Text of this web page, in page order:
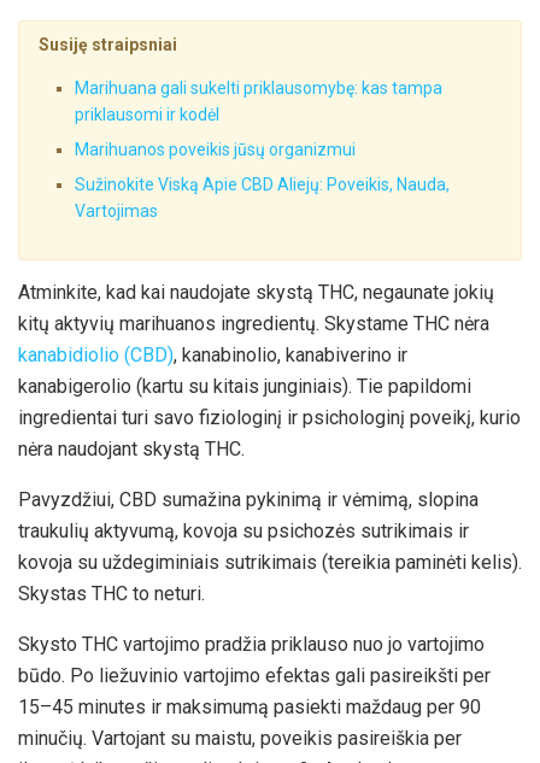
Susiję straipsniai
Marihuana gali sukelti priklausomybę: kas tampa
priklausomi ir kodėl
Marihuanos poveikis jūsų organizmui
Sužinokite Viską Apie CBD Aliejų: Poveikis, Nauda,
Vartojimas
Atminkite, kad kai naudojate skystą THC, negaunate jokių
kitų aktyvių marihuanos ingredientų. Skystame THC nėra
kanabidiolio (CBD), kanabinolio, kanabiverino ir
kanabigerolio (kartu su kitais junginiais). Tie papildomi
ingredientai turi savo fiziologinį ir psichologinį poveikį, kurio
nėra naudojant skystą THC.
Pavyzdžiui, CBD sumažina pykinimą ir vėmimą, slopina
traukulių aktyvumą, kovoja su psichozės sutrikimais ir
kovoja su uždegiminiais sutrikimais (tereikia paminėti kelis).
Skystas THC to neturi.
Skysto THC vartojimo pradžia priklauso nuo jo vartojimo
būdo. Po liežuvinio vartojimo efektas gali pasireikšti per
15–45 minutes ir maksimumą pasiekti maždaug per 90
minučių. Vartojant su maistu, poveikis pasireiškia per